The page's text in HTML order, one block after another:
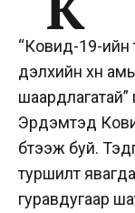
“Ковид-19-ийн
дэлхийн хүн
Эрдэмтэд
бүтээж буй.
туршилт
гуравдугаар